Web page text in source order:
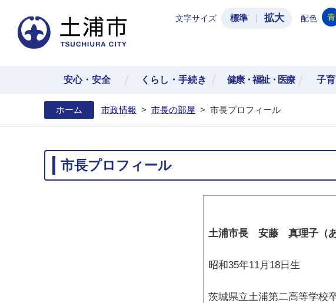
土浦市公式ホームペ
文字サイズ 標準 拡大 配色 青
安心・安全 くらし・手続き 健康・福祉・医療 子
ホーム 市政情報 > 市長の部屋 > 市長プロフィール
市長プロフィール
土浦市長 安藤 真理子（
昭和35年11月18日生
茨城県立土浦第二高等学校